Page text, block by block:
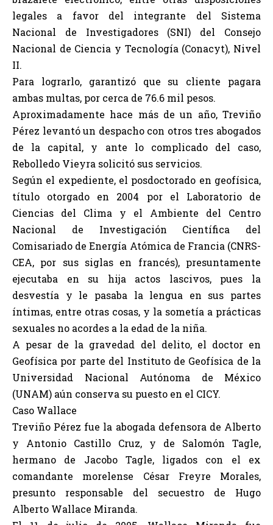
legales a favor del integrante del Sistema
Nacional de Investigadores (SNI) del Consejo
Nacional de Ciencia y Tecnología (Conacyt), Nivel
II.
Para lograrlo, garantizó que su cliente pagara
ambas multas, por cerca de 76.6 mil pesos.
Aproximadamente hace más de un año, Treviño
Pérez levantó un despacho con otros tres abogados
de la capital, y ante lo complicado del caso,
Rebolledo Vieyra solicitó sus servicios.
Según el expediente, el posdoctorado en geofísica,
título otorgado en 2004 por el Laboratorio de
Ciencias del Clima y el Ambiente del Centro
Nacional de Investigación Científica del
Comisariado de Energía Atómica de Francia (CNRS-
CEA, por sus siglas en francés), presuntamente
ejecutaba en su hija actos lascivos, pues la
desvestía y le pasaba la lengua en sus partes
íntimas, entre otras cosas, y la sometía a prácticas
sexuales no acordes a la edad de la niña.
A pesar de la gravedad del delito, el doctor en
Geofísica por parte del Instituto de Geofísica de la
Universidad Nacional Autónoma de México
(UNAM) aún conserva su puesto en el CICY.
Caso Wallace
Treviño Pérez fue la abogada defensora de Alberto
y Antonio Castillo Cruz, y de Salomón Tagle,
hermano de Jacobo Tagle, ligados con el ex
comandante morelense César Freyre Morales,
presunto responsable del secuestro de Hugo
Alberto Wallace Miranda.